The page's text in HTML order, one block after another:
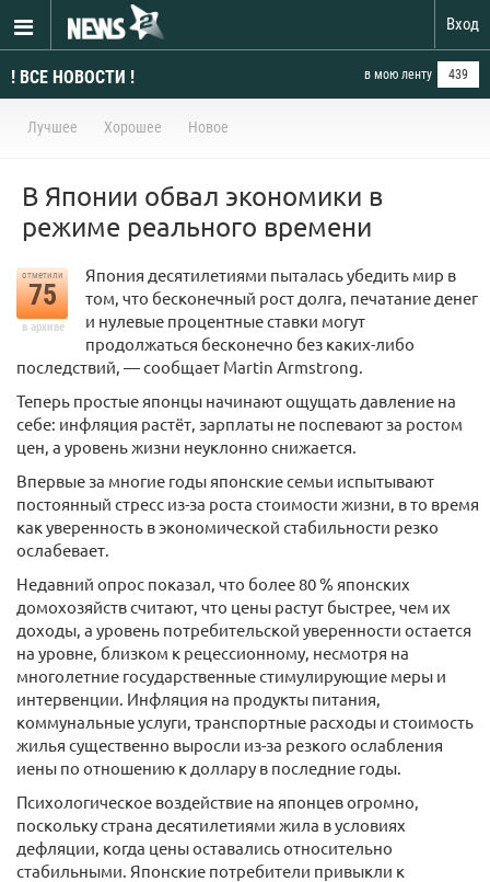
Вход
! ВСЕ НОВОСТИ ! в мою ленту 439
Лучшее Хорошее Новое
В Японии обвал экономики в
режиме реального времени
отметили
75
в архиве
Япония десятилетиями пыталась убедить мир в
том, что бесконечный рост долга, печатание денег
и нулевые процентные ставки могут
продолжаться бесконечно без каких-либо
последствий, — сообщает Martin Armstrong.
Теперь простые японцы начинают ощущать давление на
себе: инфляция растёт, зарплаты не поспевают за ростом
цен, а уровень жизни неуклонно снижается.
Впервые за многие годы японские семьи испытывают
постоянный стресс из-за роста стоимости жизни, в то время
как уверенность в экономической стабильности резко
ослабевает.
Недавний опрос показал, что более 80 % японских
домохозяйств считают, что цены растут быстрее, чем их
доходы, а уровень потребительской уверенности остается
на уровне, близком к рецессионному, несмотря на
многолетние государственные стимулирующие меры и
интервенции. Инфляция на продукты питания,
коммунальные услуги, транспортные расходы и стоимость
жилья существенно выросли из-за резкого ослабления
иены по отношению к доллару в последние годы.
Психологическое воздействие на японцев огромно,
поскольку страна десятилетиями жила в условиях
дефляции, когда цены оставались относительно
стабильными. Японские потребители привыкли к